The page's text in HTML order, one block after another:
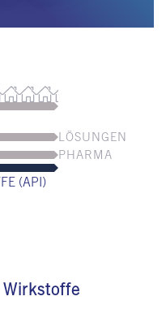
LÖSUNGEN
PHARMA
(API)